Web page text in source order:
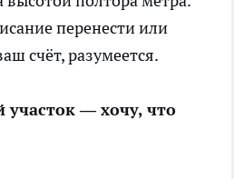
перенести или
счёт, разумеется.
участок — хочу, что